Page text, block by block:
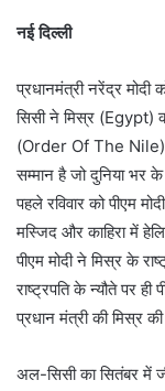
नई दिल्ली
प्रधानमंत्री नरेंद्र मोदी
सिसी ने मिस्र (Egypt)
(Order Of The Nile) से
सम्मान है जो दुनिया भर के
पहले रविवार को पीएम
मस्जिद और काहिरा में
पीएम मोदी ने मिस्र के
राष्ट्रपति के न्यौते पर ही
प्रधान मंत्री की मिस्र की
अल-सिसी का सितंबर में